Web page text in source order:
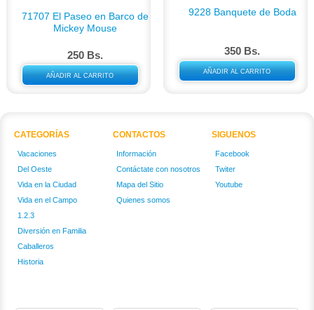
71707 El Paseo en Barco de
Mickey Mouse
250 Bs.
AÑADIR AL CARRITO
9228 Banquete de Boda
350 Bs.
AÑADIR AL CARRITO
CATEGORÍAS
Vacaciones
Del Oeste
Vida en la Ciudad
Vida en el Campo
1.2.3
Diversión en Familia
Caballeros
Historia
CONTACTOS
Información
Contáctate con nosotros
Mapa del Sitio
Quienes somos
SIGUENOS
Facebook
Twiter
Youtube